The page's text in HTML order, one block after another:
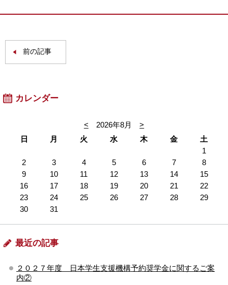
前の記事
カレンダー
< 2026年8月
>
日
月 火 水 木 金
土
1
2
3 4 5 6 7
8
9
10 11 12 13 14
15
16
17 18 19 20 21
22
23
24 25 26 27 28
29
30
31
最近の記事
２０２７年度 日本学生支援機構予約奨学金に関するご案
内②